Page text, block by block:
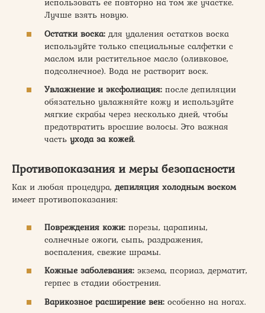
Лучше взять новую.
Остатки воска: для удаления остатков воска
используйте только специальные салфетки с
маслом или растительное масло (оливковое,
подсолнечное). Вода не растворит воск.
Увлажнение и эксфолиация: после депиляции
обязательно увлажняйте кожу и используйте
мягкие скрабы через несколько дней, чтобы
предотвратить вросшие волосы. Это важная
часть ухода за кожей.
Противопоказания и меры безопасности
Как и любая процедура, депиляция холодным воском
имеет противопоказания:
Повреждения кожи: порезы, царапины,
солнечные ожоги, сыпь, раздражения,
воспаления, свежие шрамы.
Кожные заболевания: экзема, псориаз, дерматит,
герпес в стадии обострения.
Варикозное расширение вен: особенно на ногах.